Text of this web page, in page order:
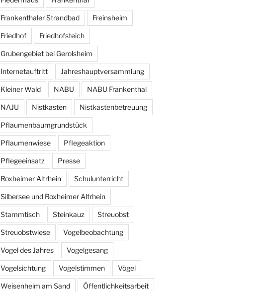
Frankenthaler Strandbad Freinsheim
Friedhof Friedhofsteich
Grubengebiet bei Gerolsheim
Internetauftritt Jahreshauptversammlung
Kleiner Wald NABU NABU Frankenthal
NAJU Nistkasten Nistkastenbetreuung
Pflaumenbaumgrundstück
Pflaumenwiese Pflegeaktion
Pflegeeinsatz Presse
Roxheimer Altrhein Schulunterricht
Silbersee und Roxheimer Altrhein
Stammtisch Steinkauz Streuobst
Streuobstwiese Vogelbeobachtung
Vogel des Jahres Vogelgesang
Vogelsichtung Vogelstimmen Vögel
Weisenheim am Sand Öffentlichkeitsarbeit